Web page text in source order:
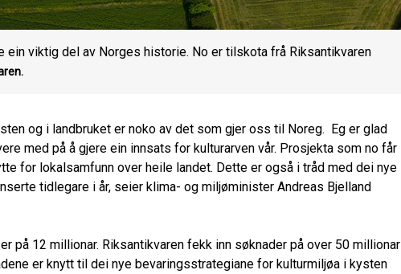
ein viktig del av Norges historie. No er tilskota frå Riksantikvaren
og i landbruket er noko av det som gjer oss til Noreg. Eg er glad
med på å gjere ein innsats for kulturarven vår. Prosjekta som no får
for lokalsamfunn over heile landet. Dette er også i tråd med dei nye
tidlegare i år, seier klima- og miljøminister Andreas Bjelland
på 12 millionar. Riksantikvaren fekk inn søknader på over 50 millionar
er knytt til dei nye bevaringsstrategiane for kulturmiljøa i kysten